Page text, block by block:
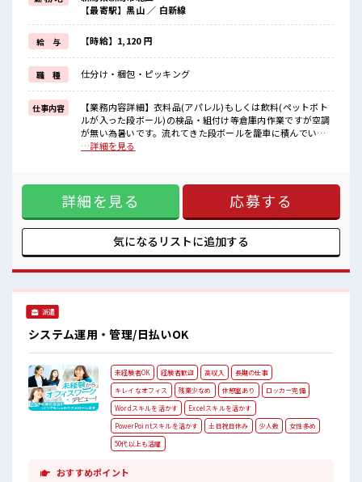
制服があるので、
毎日の服装の悩み解消♪
≪未経験の方も大カンゲイ≫
新しいことにチャレンジするのは不安だけど、
しっかり働く環境が整っています！
イチからスキルUP・ステップUP目指していきましょう！
≪自分に合った期間で働ける≫
福利厚生が整った派遣のお仕事です！
■職場の雰囲気
髪型にこだわりのあるアナタは必見！
未経験から始めたい方を応援！
わからないことや不安なことはしっかり教えてくれます！
【最寄駅】黒山 ／ 白新線
給 与 【時給】1,120 円
職 種 仕分け・梱包・ピッキング
仕事内容
【業務内容詳細】衣料品(アパレル)もしくは飲料(ペットボト
ルが入った段ボール)の検品・組付け等倉庫内作業ですが空調
が無い為暑いです。流れてきた段ボールを籠車に積んでいき
ますが、1箱10kg程度の物を籠が満タンになるまで積んでい
くお給料に残業代を上乗せ≫ 残業は月20時間未満で、 ほどよ
く稼げます♪ ≪モチベーションもUP≫ 派手過ぎなければ髪型
や髪色自由♪ (規定有)≪ラクラク制服アリ≫ 制服があるの
で、 毎日の服装の悩み解消♪ ≪未経験の方も大カンゲイ≫ 新
しいことにチャレンジするのは不安だけど、 しっかり働く環
境が整っています！ イチからスキルUP・ステップUP目指し
整った派遣のお仕事です！ ■職場の雰囲気 髪型にこだわりの
あるアナタは必見！ 髪型自由な職場！ 程よく残業あり！ 未経
…詳細を見る
詳細を見る 応募する
気になるリストに追加する
派遣
システム運用・管理/日払いOK
未経験者OK 経験者歓迎 高収入
長期の仕事
キレイなオフィス
残業少なめ 休憩室あり
ロッカー完備
Wordスキルを活かす
Excelスキルを活かす
PowerPointスキルを活かす
土日祝日休み 少人数
女性多め
50代以上も活躍
おすすめポイント